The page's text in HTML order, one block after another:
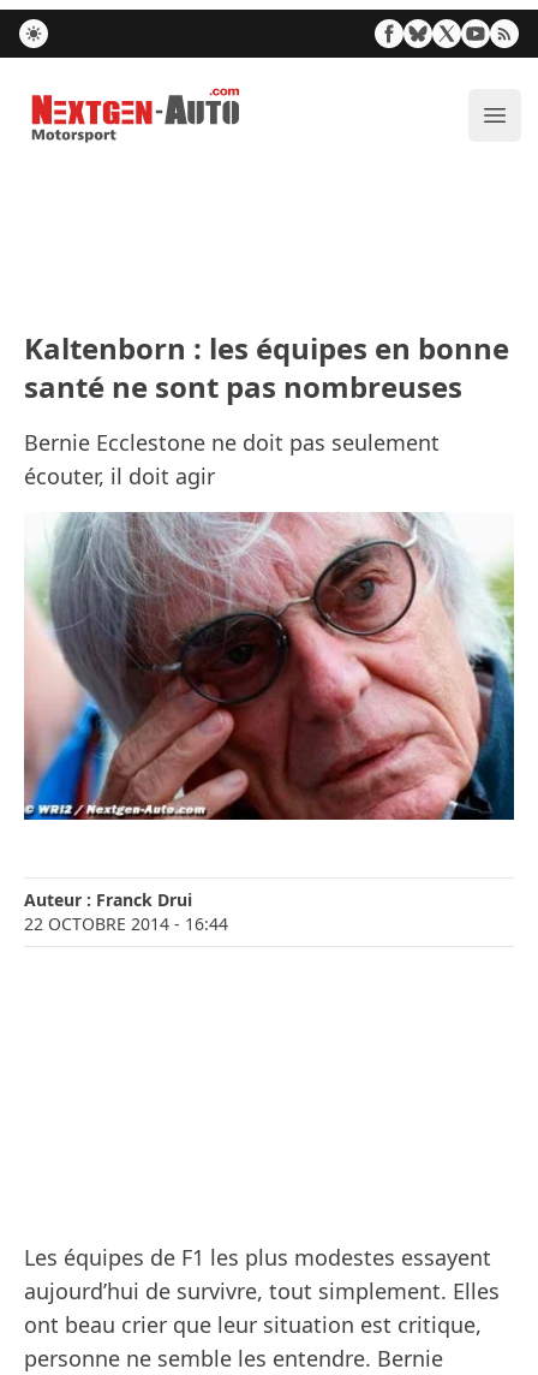
Nextgen-Auto.com
Kaltenborn : les équipes en bonne
santé ne sont pas nombreuses
Bernie Ecclestone ne doit pas seulement
écouter, il doit agir
Auteur : Franck Drui
22 OCTOBRE 2014 - 16:44
Les équipes de F1 les plus modestes essayent
aujourd’hui de survivre, tout simplement. Elles
ont beau crier que leur situation est critique,
personne ne semble les entendre. Bernie